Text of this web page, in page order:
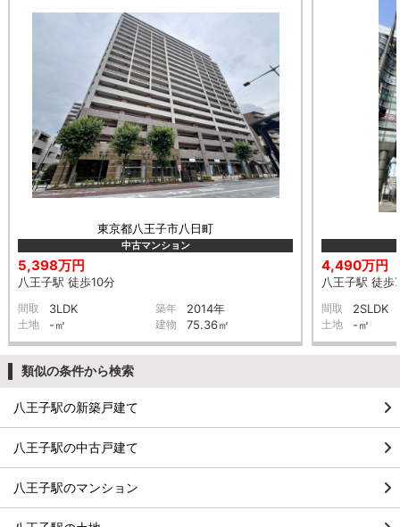
東京都八王子市八日町
中古マンション
5,398万円
八王子駅 徒歩10分
間取 3LDK 築年 2014年
土地 -㎡ 建物 75.36㎡
4,490万円
八王子駅 徒歩
間取 2SLDK
土地 -㎡
類似の条件から検索
八王子駅の新築戸建て
八王子駅の中古戸建て
八王子駅のマンション